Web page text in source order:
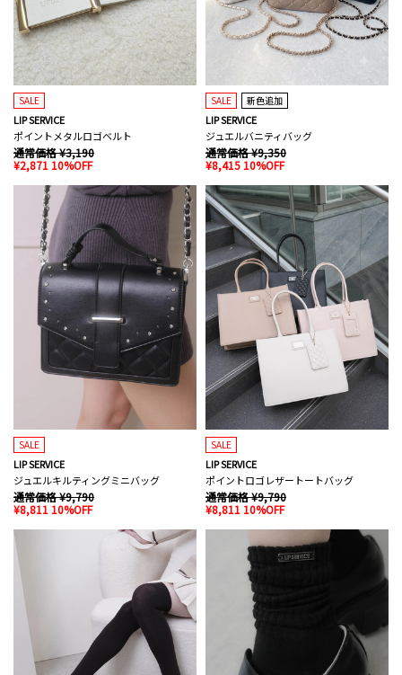
SALE
LIP SERVICE
ポイントメタルロゴベルト
通常価格 ¥3,190
¥2,871 10%OFF
SALE 新色追加
LIP SERVICE
ジュエルバニティバッグ
通常価格 ¥9,350
¥8,415 10%OFF
SALE
LIP SERVICE
ジュエルキルティングミニバッグ
通常価格 ¥9,790
¥8,811 10%OFF
SALE
LIP SERVICE
ポイントロゴレザートートバッグ
通常価格 ¥9,790
¥8,811 10%OFF